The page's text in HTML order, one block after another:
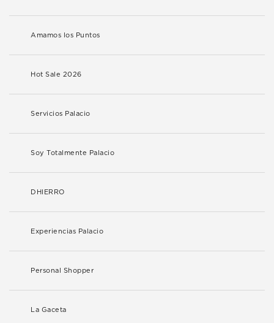
Amamos los Puntos
Hot Sale 2026
Servicios Palacio
Soy Totalmente Palacio
DHIERRO
Experiencias Palacio
Personal Shopper
La Gaceta